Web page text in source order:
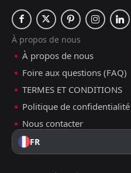
À propos de nous
À propos de nous
Foire aux questions (FAQ)
TERMES ET CONDITIONS
Politique de confidentialité
Nous contacter
FR